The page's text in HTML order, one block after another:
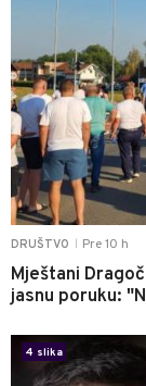
DRUŠTVO Pre 10 h
Mještani
jasnu poruku:
4 slika